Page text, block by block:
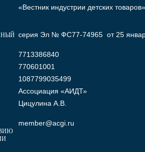
«Вестник индустрии детских товаров»
серия Эл № ФС77-74965 от 25
7713386840
770601001
1087799035499
Ассоциация «АИДТ»
Цицулина А.В.
member@acgi.ru